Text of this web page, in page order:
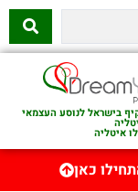
בישראל לנוסע העצמאי
איטליה
כאן